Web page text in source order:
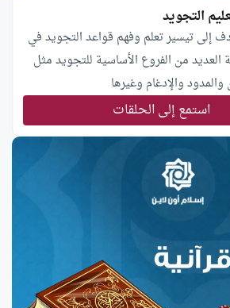
التجويد
إلى تيسير تعلم وفهم قواعد التجويد في
العديد من الفروع الأساسية للتجويد مثل
والمدود والإدغام وغيرها
استمع إلى الحلقات